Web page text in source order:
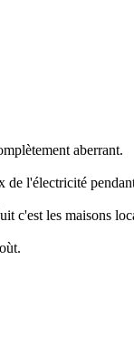
aberrant.
l'électricité
c'est les maisons